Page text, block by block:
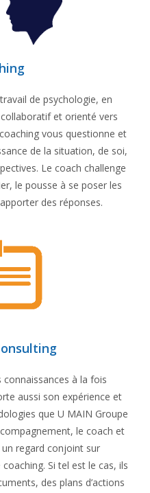
de psychologie, en
et orienté vers
vous questionne et
de la situation, de soi,
Le coach challenge
le pousse à se poser les
des réponses.
à la fois
aussi son expérience et
que U MAIN Groupe
le coach et
regard conjoint sur
Si tel est le cas, ils
des plans d’actions